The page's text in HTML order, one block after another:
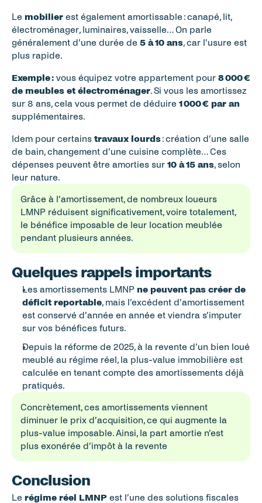
Le mobilier est également amortissable : canapé, lit,
électroménager, luminaires, vaisselle… On parle
généralement d’une durée de 5 à 10 ans, car l’usure est
plus rapide.
Exemple : vous équipez votre appartement pour 8 000 €
de meubles et électroménager. Si vous les amortissez
sur 8 ans, cela vous permet de déduire 1 000 € par an
supplémentaires.
Idem pour certains travaux lourds : création d’une salle
de bain, changement d’une cuisine complète… Ces
dépenses peuvent être amorties sur 10 à 15 ans, selon
leur nature.
Grâce à l’amortissement, de nombreux loueurs
LMNP réduisent significativement, voire totalement,
le bénéfice imposable de leur location meublée
pendant plusieurs années.
Quelques rappels importants
Les amortissements LMNP ne peuvent pas créer de
déficit reportable, mais l’excédent d’amortissement
est conservé d’année en année et viendra s’imputer
sur vos bénéfices futurs.
Depuis la réforme de 2025, à la revente d’un bien loué
meublé au régime réel, la plus-value immobilière est
calculée en tenant compte des amortissements déjà
pratiqués.
Concrètement, ces amortissements viennent
diminuer le prix d’acquisition, ce qui augmente la
plus-value imposable. Ainsi, la part amortie n’est
plus exonérée d’impôt à la revente
Conclusion
Le régime réel LMNP est l’une des solutions fiscales